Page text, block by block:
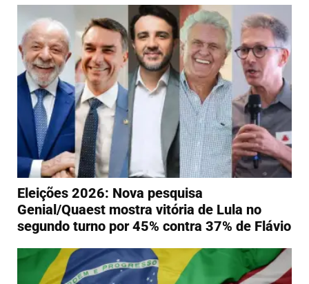
Eleições 2026: Nova pesquisa
Genial/Quaest mostra vitória de Lula no
segundo turno por 45% contra 37% de Flávio